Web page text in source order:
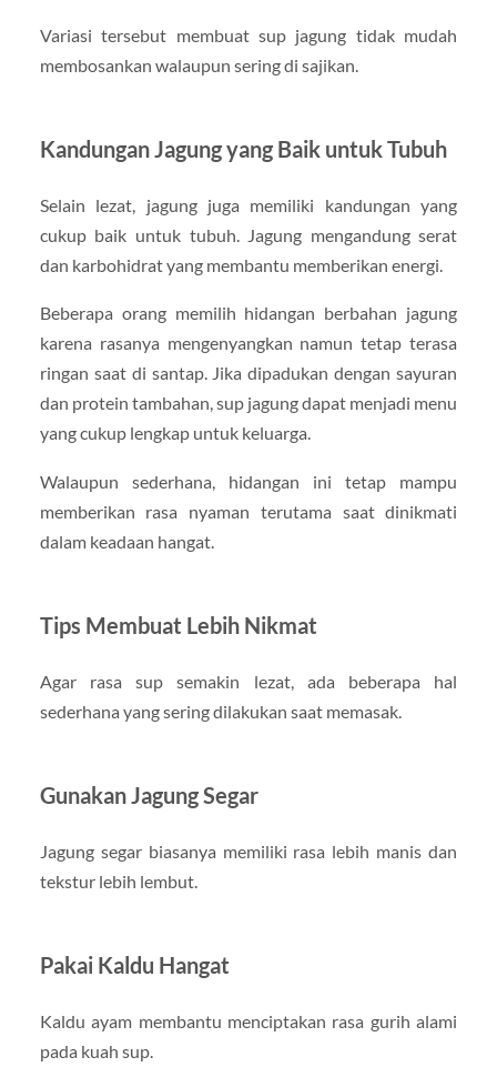
Variasi tersebut membuat sup jagung tidak mudah
membosankan walaupun sering di sajikan.
Kandungan Jagung yang Baik untuk Tubuh
Selain lezat, jagung juga memiliki kandungan yang
cukup baik untuk tubuh. Jagung mengandung serat
dan karbohidrat yang membantu memberikan energi.
Beberapa orang memilih hidangan berbahan jagung
karena rasanya mengenyangkan namun tetap terasa
ringan saat di santap. Jika dipadukan dengan sayuran
dan protein tambahan, sup jagung dapat menjadi menu
yang cukup lengkap untuk keluarga.
Walaupun sederhana, hidangan ini tetap mampu
memberikan rasa nyaman terutama saat dinikmati
dalam keadaan hangat.
Tips Membuat Lebih Nikmat
Agar rasa sup semakin lezat, ada beberapa hal
sederhana yang sering dilakukan saat memasak.
Gunakan Jagung Segar
Jagung segar biasanya memiliki rasa lebih manis dan
tekstur lebih lembut.
Pakai Kaldu Hangat
Kaldu ayam membantu menciptakan rasa gurih alami
pada kuah sup.